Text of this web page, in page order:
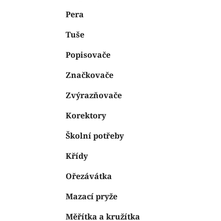
Pera
Tuše
Popisovače
Značkovače
Zvýrazňovače
Korektory
Školní potřeby
Křídy
Ořezávátka
Mazací pryže
Měřítka a kružítka